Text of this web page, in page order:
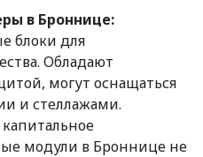
в Броннице:
блоки для
Обладают
могут оснащаться
и стеллажами.
модули в Броннице не